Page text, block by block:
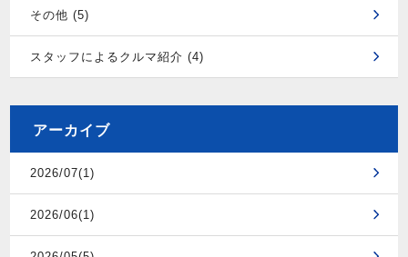
その他 (5)
スタッフによるクルマ紹介 (4)
アーカイブ
2026/07(1)
2026/06(1)